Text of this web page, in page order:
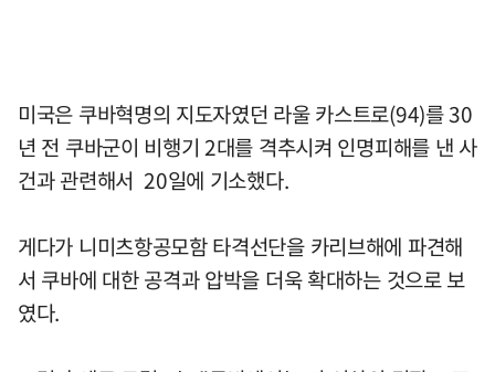
미국은 쿠바혁명의 지도자였던 라울 카스트로(94)를 30
년 전 쿠바군이 비행기 2대를 격추시켜 인명피해를 낸 사
건과 관련해서 20일에 기소했다.
게다가 니미츠항공모함 타격선단을 카리브해에 파견해
서 쿠바에 대한 공격과 압박을 더욱 확대하는 것으로 보
였다.